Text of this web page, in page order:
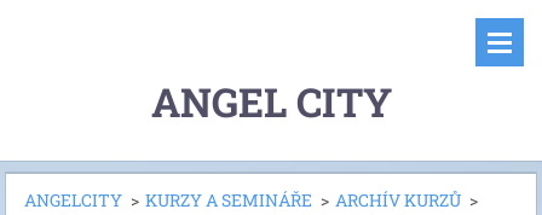
ANGEL CITY
ANGELCITY > KURZY A SEMINÁŘE > ARCHÍV KURZŮ >